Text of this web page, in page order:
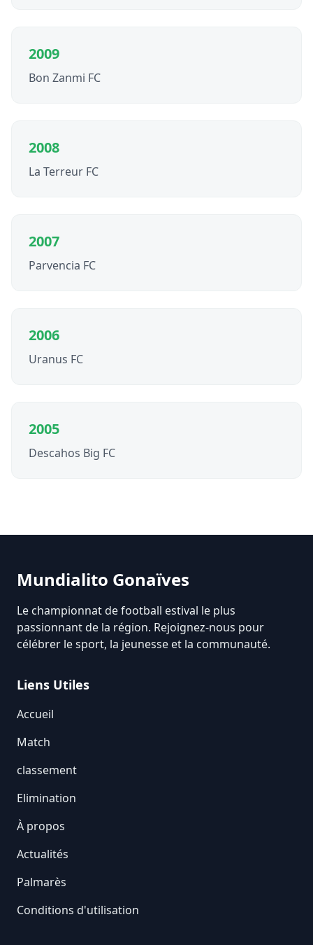
2009
Bon Zanmi FC
2008
La Terreur FC
2007
Parvencia FC
2006
Uranus FC
2005
Descahos Big FC
Mundialito Gonaïves
Le championnat de football estival le plus
passionnant de la région. Rejoignez-nous pour
célébrer le sport, la jeunesse et la communauté.
Liens Utiles
Accueil
Match
classement
Elimination
À propos
Actualités
Palmarès
Conditions d'utilisation